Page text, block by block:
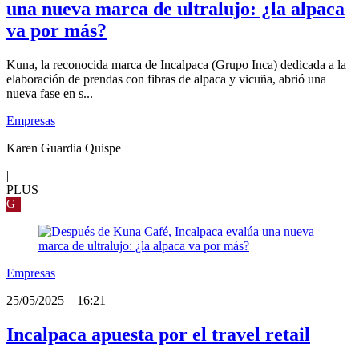
una nueva marca de ultralujo: ¿la alpaca
va por más?
Kuna, la reconocida marca de Incalpaca (Grupo Inca) dedicada a la
elaboración de prendas con fibras de alpaca y vicuña, abrió una
nueva fase en s...
Empresas
Karen Guardia Quispe
|
PLUS
G
Empresas
25/05/2025
16:21
Incalpaca apuesta por el travel retail